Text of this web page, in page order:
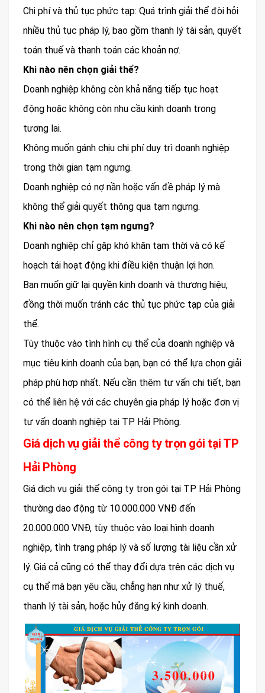
Chi phí và thủ tục phức tạp: Quá trình giải thể đòi hỏi
nhiều thủ tục pháp lý, bao gồm thanh lý tài sản, quyết
toán thuế và thanh toán các khoản nợ.
Khi nào nên chọn giải thể?
Doanh nghiệp không còn khả năng tiếp tục hoạt
động hoặc không còn nhu cầu kinh doanh trong
tương lai.
Không muốn gánh chịu chi phí duy trì doanh nghiệp
trong thời gian tạm ngưng.
Doanh nghiệp có nợ nần hoặc vấn đề pháp lý mà
không thể giải quyết thông qua tạm ngưng.
Khi nào nên chọn tạm ngưng?
Doanh nghiệp chỉ gặp khó khăn tạm thời và có kế
hoạch tái hoạt động khi điều kiện thuận lợi hơn.
Bạn muốn giữ lại quyền kinh doanh và thương hiệu,
đồng thời muốn tránh các thủ tục phức tạp của giải
thể.
Tùy thuộc vào tình hình cụ thể của doanh nghiệp và
mục tiêu kinh doanh của bạn, bạn có thể lựa chọn giải
pháp phù hợp nhất. Nếu cần thêm tư vấn chi tiết, bạn
có thể liên hệ với các chuyên gia pháp lý hoặc đơn vị
tư vấn doanh nghiệp tại TP Hải Phòng.
Giá dịch vụ giải thể công ty trọn gói tại TP
Hải Phòng
Giá dịch vụ giải thể công ty trọn gói tại TP Hải Phòng
thường dao động từ 10.000.000 VNĐ đến
20.000.000 VNĐ, tùy thuộc vào loại hình doanh
nghiệp, tình trạng pháp lý và số lượng tài liệu cần xử
lý. Giá cả cũng có thể thay đổi dựa trên các dịch vụ
cụ thể mà bạn yêu cầu, chẳng hạn như xử lý thuế,
thanh lý tài sản, hoặc hủy đăng ký kinh doanh.